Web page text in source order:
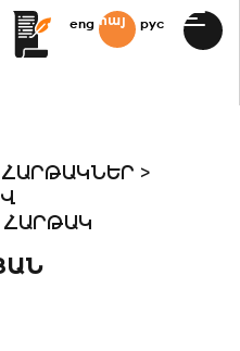
հայ
eng рус
>